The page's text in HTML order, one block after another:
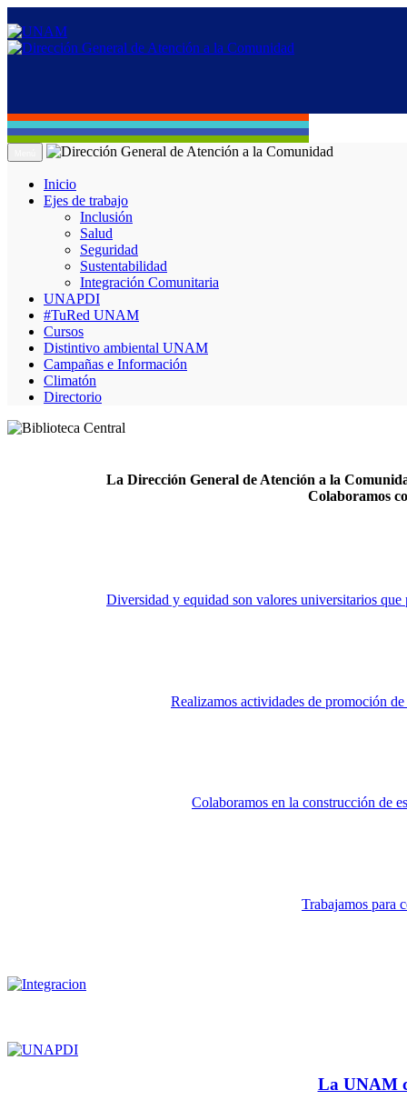
Inicio
Ejes de trabajo
Inclusión
Salud
Seguridad
Sustentabilidad
Integración Comunitaria
UNAPDI
#TuRed UNAM
Cursos
Distintivo ambiental UNAM
Campañas e Información
Climatón
Directorio
La Dirección General de Atención a la
Colaboramos
Diversidad y equidad son valores universitarios que
Realizamos actividades de promoción
Colaboramos en la construcción de
Trabajamos para
La UNAM